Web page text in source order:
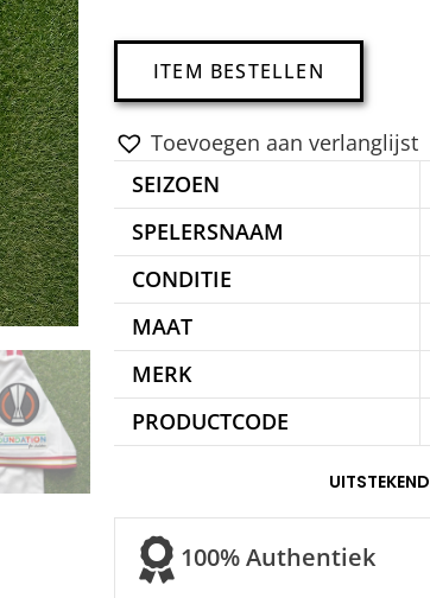
ITEM BESTELLEN
e
a
t
e
Toevoegen aan verlanglijst
SEIZOEN
SPELERSNAAM
CONDITIE
MAAT
MERK
PRODUCTCODE
UITSTEKEND
100% Authentiek